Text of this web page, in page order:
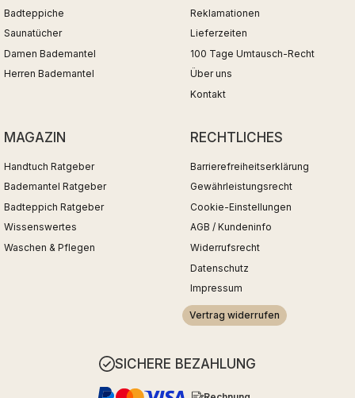
Badteppiche
Saunatücher
Damen Bademantel
Herren Bademantel
Reklamationen
Lieferzeiten
100 Tage Umtausch-Recht
Über uns
Kontakt
MAGAZIN
Handtuch Ratgeber
Bademantel Ratgeber
Badteppich Ratgeber
Wissenswertes
Waschen & Pflegen
RECHTLICHES
Barrierefreiheitserklärung
Gewährleistungsrecht
Cookie-Einstellungen
AGB / Kundeninfo
Widerrufsrecht
Datenschutz
Impressum
Vertrag widerrufen
SICHERE BEZAHLUNG